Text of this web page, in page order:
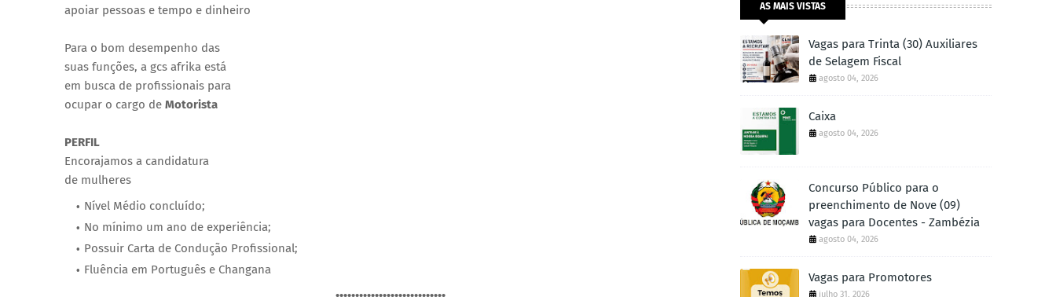
apoiar pessoas e tempo e dinheiro
Para o bom desempenho das
suas funções, a gcs afrika está
em busca de profissionais para
ocupar o cargo de Motorista
PERFIL
Encorajamos a candidatura
de mulheres
Nível Médio concluído;
No mínimo um ano de experiência;
Possuir Carta de Condução Profissional;
Fluência em Português e Changana
AS MAIS VISTAS
Vagas para Trinta (30) Auxiliares
de Selagem Fiscal
agosto 04, 2026
Caixa
agosto 04, 2026
Concurso Público para o
preenchimento de Nove (09)
vagas para Docentes - Zambézia
agosto 04, 2026
Vagas para Promotores
julho 31, 2026